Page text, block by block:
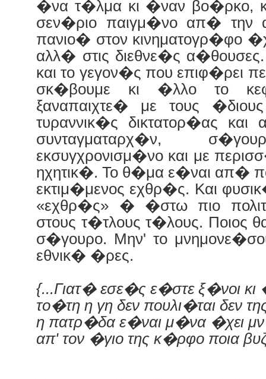
�να τ�λμα κι �ναν βο�ρκο,
σεν�ριο παιγμ�νο απ� την
πανιο� στον κινηματογρ�φο
αλλ� στις διεθνε�ς
και το γεγον�ς που επιφ�ρει
σκ�βουμε κι �λλο το
ξαναπαιχτε� με τους
τυραννικ�ς δικτατορ�ας
συνταγματαρχ�ν,
εκσυγχρονισμ�νο και με
ηχητικ�. Το θ�μα ε�ναι απ�
εκτιμ�μενος εχθρ�ς. Και
«εχθρ�ς» � �στω πιο
στους τ�τλους τ�λους. Ποιος
σ�γουρο. Μην' το
εθνικ� �ρες.
{...Γιατ� εσε�ς ε�στε ξ�νοι
το�τη η γη δεν πουλι�ται δεν
η πατρ�δα ε�ναι μ�να �χει
απ' τον �γιο της κ�ρφο ποια